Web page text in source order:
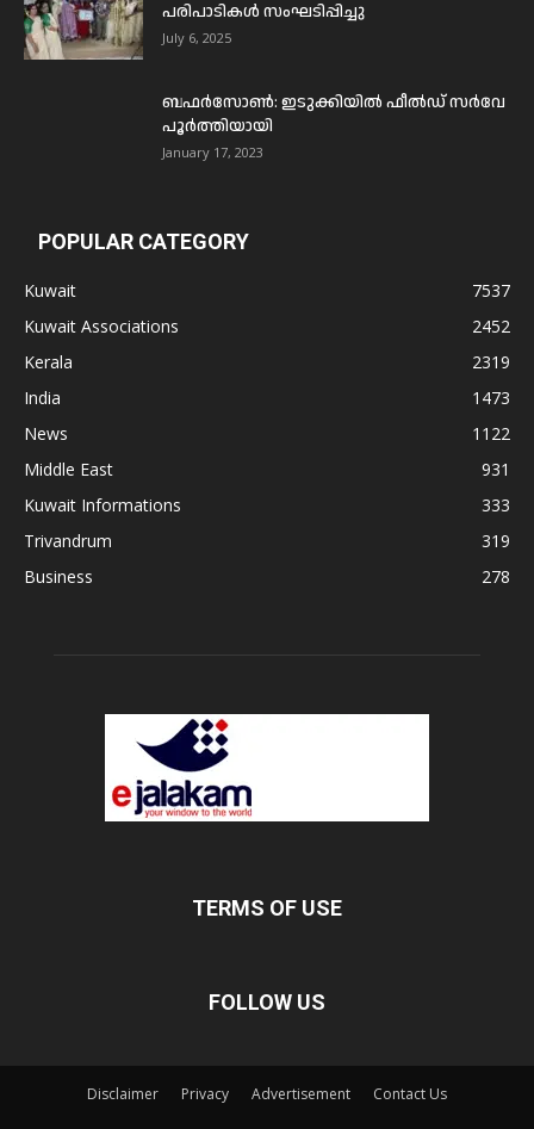
പരിപാടികൾ സംഘടിപ്പിച്ചു
July 6, 2025
ബഫര്‍സോണ്‍: ഇടുക്കിയില്‍ ഫീല്‍ഡ് സര്‍വേ
പൂര്‍ത്തിയായി
January 17, 2023
POPULAR CATEGORY
Kuwait
7537
Kuwait Associations
2452
Kerala
2319
India
1473
News
1122
Middle East
931
Kuwait Informations
333
Trivandrum
319
Business
278
TERMS OF USE
FOLLOW US
Disclaimer Privacy Advertisement Contact Us